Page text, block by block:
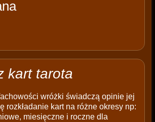
kart tarota
wróżki świadczą opinie jej
rozkładanie kart na różne okresy np:
miesięczne i roczne dla